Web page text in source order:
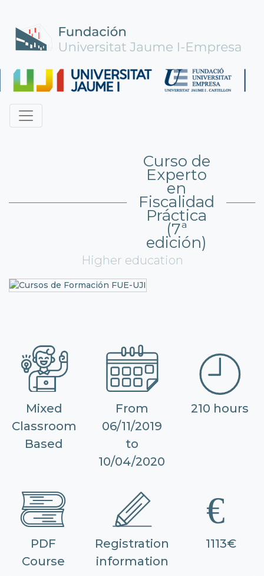
Curso de
Experto
en
Fiscalidad
Práctica
(7ª
edición)
Higher education
Mixed
Classroom
Based
From
06/11/2019
to
10/04/2020
210 hours
PDF
Course
Registration
information
1113€